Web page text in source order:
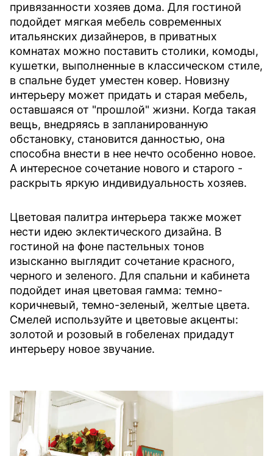
привязанности хозяев дома. Для гостиной
подойдет мягкая мебель современных
итальянских дизайнеров, в приватных
комнатах можно поставить столики, комоды,
кушетки, выполненные в классическом стиле,
в спальне будет уместен ковер. Новизну
интерьеру может придать и старая мебель,
оставшаяся от "прошлой" жизни. Когда такая
вещь, внедряясь в запланированную
обстановку, становится данностью, она
способна внести в нее нечто особенно новое.
А интересное сочетание нового и старого -
раскрыть яркую индивидуальность хозяев.
Цветовая палитра интерьера также может
нести идею эклектического дизайна. В
гостиной на фоне пастельных тонов
изысканно выглядит сочетание красного,
черного и зеленого. Для спальни и кабинета
подойдет иная цветовая гамма: темно-
коричневый, темно-зеленый, желтые цвета.
Смелей используйте и цветовые акценты:
золотой и розовый в гобеленах придадут
интерьеру новое звучание.